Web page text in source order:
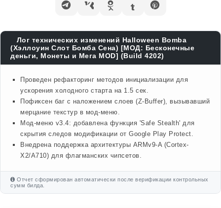
Лог технических изменений Halloween Bomba
(Хэллоуин Слот Бомба Сена) [МОД: Бесконечные
деньги, Монеты и Мега MOD] (Build 4202)
Проведен рефакторинг методов инициализации для
ускорения холодного старта на 1.5 сек.
Пофиксен баг с наложением слоев (Z-Buffer), вызывавший
мерцание текстур в мод-меню.
Мод-меню v3.4: добавлена функция 'Safe Stealth' для
скрытия следов модификации от Google Play Protect.
Внедрена поддержка архитектуры ARMv9-A (Cortex-
X2/A710) для флагманских чипсетов.
Отчет сформирован автоматически после верификации контрольных
сумм билда.